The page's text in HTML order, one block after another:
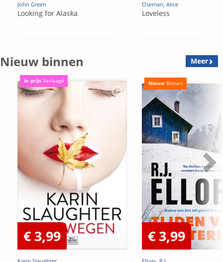
John Green
Looking for Alaska
Oseman, Alice
Loveless
Nieuw binnen Meer
In prijs Verlaagd
€ 3,99
Nieuw Binnen
€ 3,99